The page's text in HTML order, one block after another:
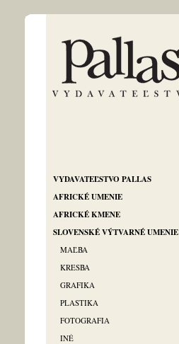
VYDAVATEĽSTVO PALLAS
AFRICKÉ UMENIE
AFRICKÉ KMENE
SLOVENSKÉ VÝTVARNÉ UMENIE
MAĽBA
KRESBA
GRAFIKA
PLASTIKA
FOTOGRAFIA
INÉ